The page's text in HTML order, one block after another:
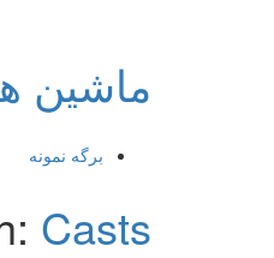
ماشین
برگه نمونه
Casts